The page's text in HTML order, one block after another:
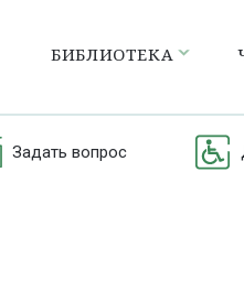
БИБЛИОТЕКА
Задать вопрос